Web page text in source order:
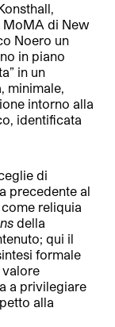
MoMA di New
Noero un
in piano
in un
minimale,
intorno alla
identificata
di
precedente al
reliquia
della
qui il
formale
valore
a privilegiare
alla